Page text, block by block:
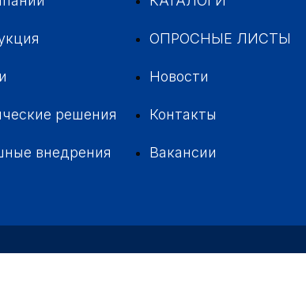
решения
внедрения
ОПРОСНЫЕ ЛИСТЫ
Новости
Контакты
Вакансии